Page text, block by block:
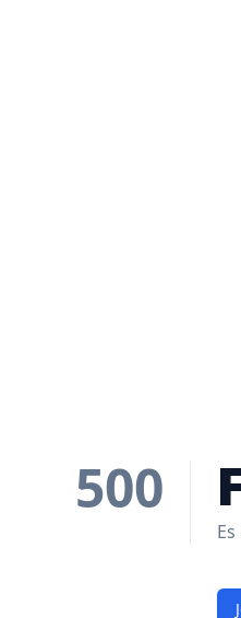
500